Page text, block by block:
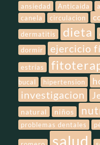
ansiedad Anticaida
canela
circulacion
dermatitis
dieta
dormir
ejercicio
estrías
bucal
hipertension
investigacion
natural niños
problemas dentales
salud